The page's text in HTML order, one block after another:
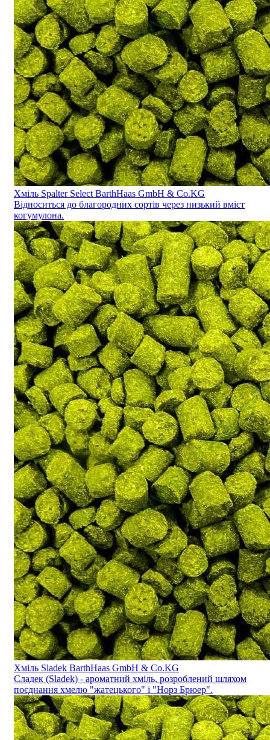
Хміль Spalter Select BarthHaas GmbH & Co.KG
Відноситься до благородних сортів через низький вміст
когумулона.
Хміль Sladek BarthHaas GmbH & Co.KG
Сладек (Sladek) - ароматний хміль, розроблений шляхом
поєднання хмелю "жатецького" і "Норз Брюер".